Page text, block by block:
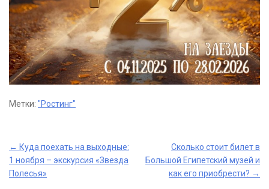
Метки: "Ростинг"
Post
navigation
← Куда поехать на выходные:
1 ноября – экскурсия «Звезда
Полесья»
Сколько стоит билет в
Большой Египетский музей и
как его приобрести? →